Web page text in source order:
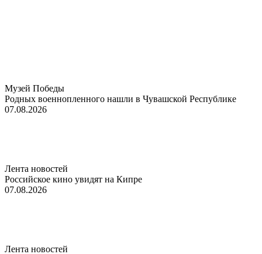
Музей Победы
Родных военнопленного нашли в Чувашской Республике
07.08.2026
Лента новостей
Российское кино увидят на Кипре
07.08.2026
Лента новостей